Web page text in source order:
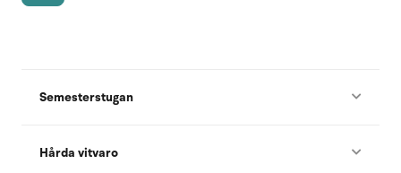
Semesterstugan
Hårda vitvaro